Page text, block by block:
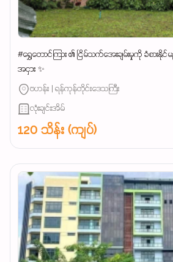
#ရွှေတောင်ကြား ၏ ငြိမ်သက်အေးချမ်းမှုကို ခံစားနို
အငှား ✨
ဗဟန်း | ရန်ကုန်တိုင်းဒေသကြီး
လုံးချင်းအိမ်
120 သိန်း (ကျပ်)